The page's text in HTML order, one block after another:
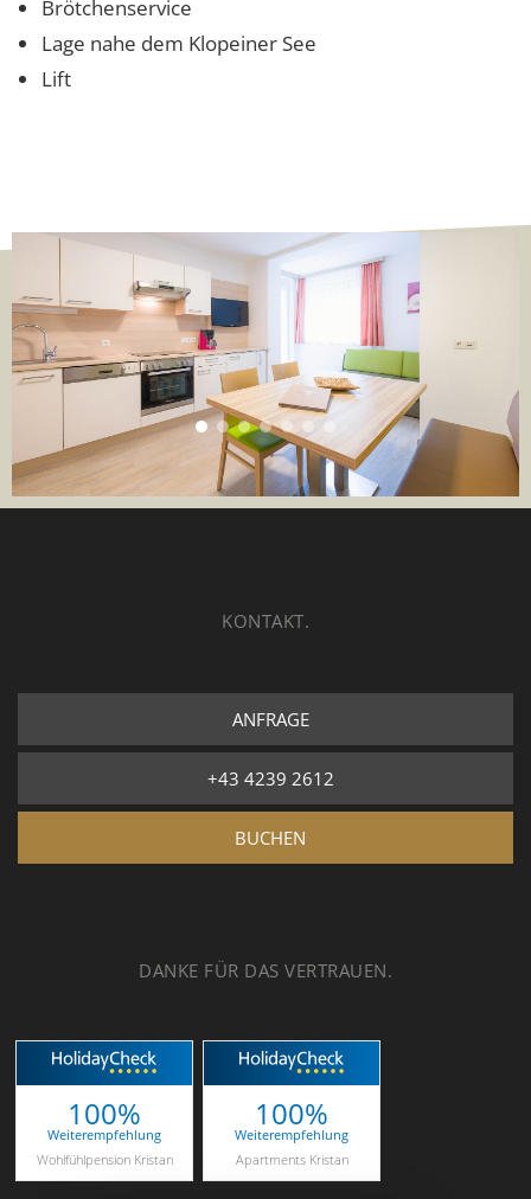
Brötchenservice
Lage nahe dem Klopeiner See
Lift
KONTAKT.
ANFRAGE
+43 4239 2612
BUCHEN
DANKE FÜR DAS VERTRAUEN.
100%
Weiterempfehlung
Wohlfühlpension Kristan
100%
Weiterempfehlung
Apartments Kristan